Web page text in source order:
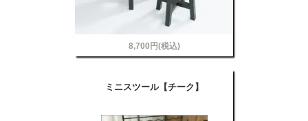
8,700円(税込)
ミニスツール【チーク】